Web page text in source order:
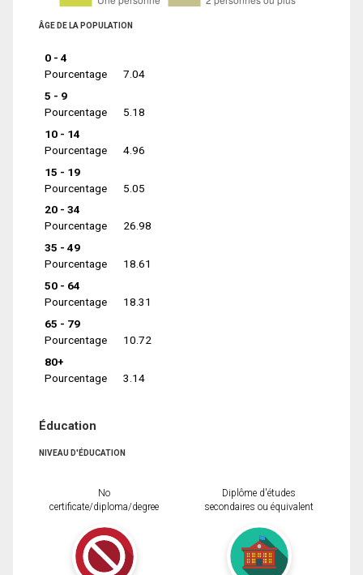
ÂGE DE LA POPULATION
0 - 4
Pourcentage
7.04
5 - 9
Pourcentage
5.18
10 - 14
Pourcentage
4.96
15 - 19
Pourcentage
5.05
20 - 34
Pourcentage
26.98
35 - 49
Pourcentage
18.61
50 - 64
Pourcentage
18.31
65 - 79
Pourcentage
10.72
80+
Pourcentage
3.14
Éducation
NIVEAU D'ÉDUCATION
No
certificate/diploma/degree
Diplôme d'études
secondaires ou équivalent